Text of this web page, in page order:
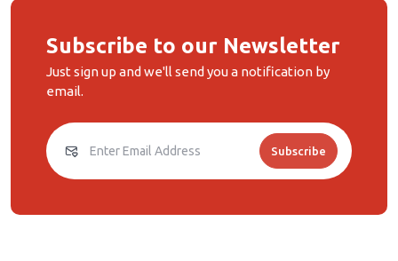
Subscribe to our Newsletter
Just sign up and we'll send you a notification by
email.
Subscribe